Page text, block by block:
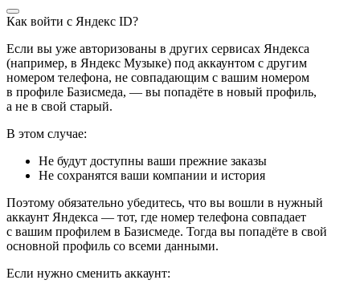
Как войти с Яндекс ID?
Если вы уже авторизованы в других сервисах Яндекса
(например, в Яндекс Музыке) под аккаунтом с другим
номером телефона, не совпадающим с вашим номером
в профиле Базисмеда, — вы попадёте в новый профиль,
а не в свой старый.
В этом случае:
Не будут доступны ваши прежние заказы
Не сохранятся ваши компании и история
Поэтому обязательно убедитесь, что вы вошли в нужный
аккаунт Яндекса — тот, где номер телефона совпадает
с вашим профилем в Базисмеде. Тогда вы попадёте в свой
основной профиль со всеми данными.
Если нужно сменить аккаунт: